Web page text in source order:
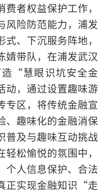
者权益保护工作，
风险防范能力，浦发
、下沉服务阵地，
婧带队，在浦发武汉
“慧眼识坑安全金
，通过设置趣味游
专区，将传统金融宣
、趣味化的金融消保
普及与趣味互动挑战
松愉悦的氛围中，
个人信息保护、合法
正实现金融知识“走